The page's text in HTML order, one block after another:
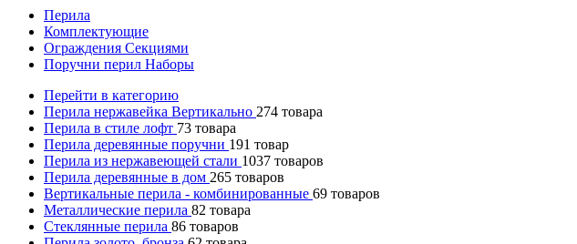
Перила
Комплектующие
Ограждения Секциями
Поручни перил Наборы
Перейти в категорию
Перила нержавейка Вертикально 274 товара
Перила в стиле лофт 73 товара
Перила деревянные поручни 191 товар
Перила из нержавеющей стали 1037 товаров
Перила деревянные в дом 265 товаров
Вертикальные перила - комбинированные 69 товаров
Металлические перила 82 товара
Стеклянные перила 86 товаров